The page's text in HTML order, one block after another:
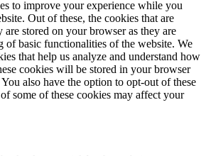
to improve your experience while you
Out of these, the cookies that are
are stored on your browser as they are
of basic functionalities of the website. We
that help us analyze and understand how
cookies will be stored in your browser
also have the option to opt-out of these
some of these cookies may affect your